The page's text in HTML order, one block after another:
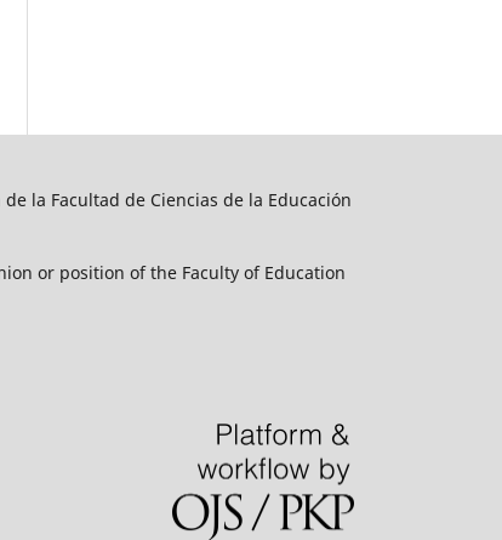
la Facultad de Ciencias de la Educación
or position of the Faculty of Education